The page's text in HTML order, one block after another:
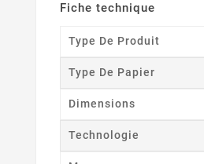
Fiche technique
Type De Produit
Type De Papier
Dimensions
Technologie